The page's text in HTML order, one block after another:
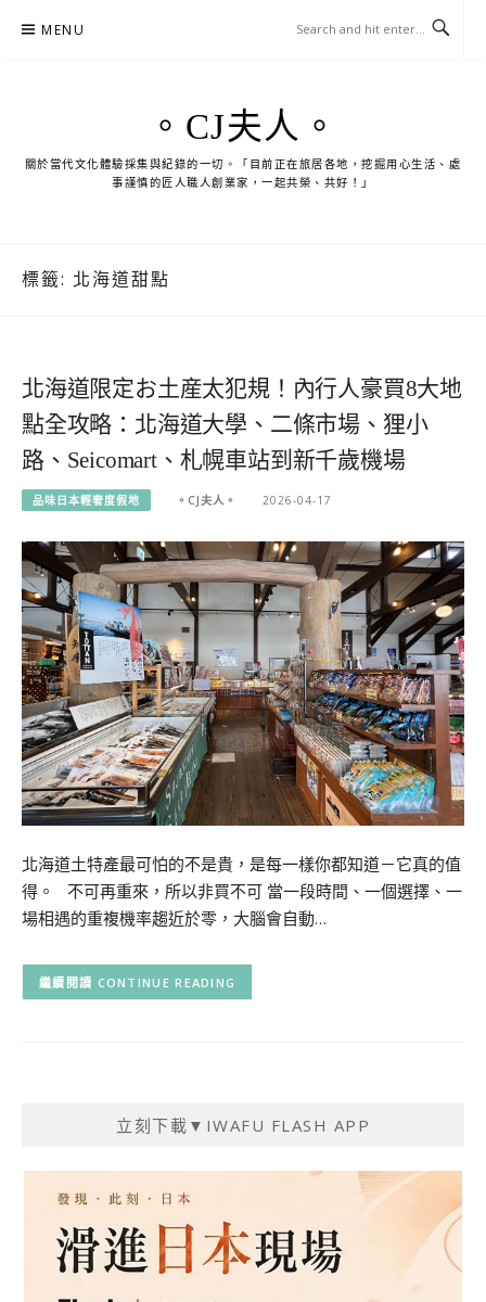
MENU
。CJ夫人。
關於當代文化體驗採集與紀錄的一切。「目前正在旅居各地，挖掘用心生活、處
事謹慎的匠人職人創業家，一起共榮、共好！」
標籤: 北海道甜點
北海道限定お土産太犯規！內行人豪買8大地
點全攻略：北海道大學、二條市場、狸小
路、Seicomart、札幌車站到新千歲機場
品味日本輕奢度假地 。CJ夫人。 2026-04-17
北海道土特產最可怕的不是貴，是每一樣你都知道－它真的值
得。 不可再重來，所以非買不可 當一段時間、一個選擇、一
場相遇的重複機率趨近於零，大腦會自動…
CONTINUE READING
立刻下載▼IWAFU FLASH APP